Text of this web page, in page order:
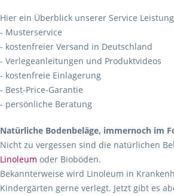
Hier ein Überblick unserer Service
- Musterservice
- kostenfreier Versand in Deutschland
- Verlegeanleitungen und Produktvideos
- kostenfreie Einlagerung
- Best-Price-Garantie
- persönliche Beratung
Natürliche Bodenbeläge, immernoch im
Nicht zu vergessen sind die natürlichen
Linoleum oder Bioböden.
Bekannterweise wird Linoleum in
Kindergärten gerne verlegt. Jetzt gibt es